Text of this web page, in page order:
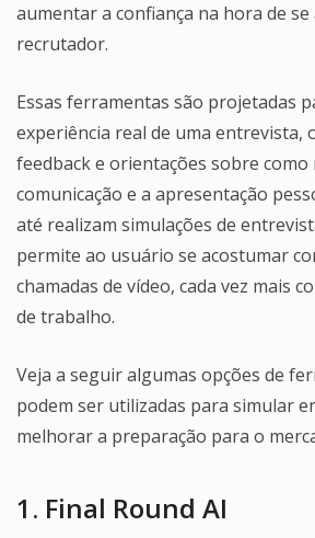
aumentar a confiança na hora de
recrutador.
Essas ferramentas são projetadas
experiência real de uma entrevista,
feedback e orientações sobre
comunicação e a apresentação
até realizam simulações de
permite ao usuário se acostumar
chamadas de vídeo, cada vez mais
de trabalho.
Veja a seguir algumas opções de
podem ser utilizadas para simular
melhorar a preparação para o
1. Final Round AI